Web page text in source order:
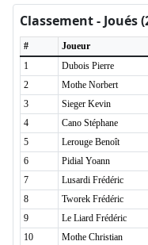
Classement - Joués
# Joueur
1
Dubois Pierre
2
Mothe Norbert
3
Sieger Kevin
4
Cano Stéphane
5
Lerouge Benoît
6
Pidial Yoann
7
Lusardi Frédéric
8
Tworek Frédéric
9
Le Liard Frédéric
10
Mothe Christian